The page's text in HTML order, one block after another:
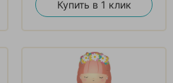
Купить в 1 клик